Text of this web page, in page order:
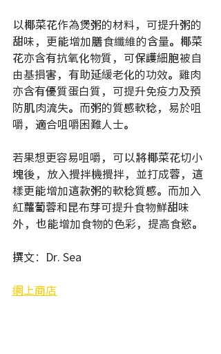
以椰菜花作為煲粥的材料，可提升粥的
甜味，更能增加膳食纖維的含量。椰菜
花亦含有抗氧化物質，可保護細胞被自
由基損害，有助延緩老化的功效。雞肉
亦含有優質蛋白質，可提升免疫力及預
防肌肉流失。而粥的質感軟稔，易於咀
嚼，適合咀嚼困難人士。
若果想更容易咀嚼，可以將椰菜花切小
塊後，放入攪拌機攪拌，並打成蓉，這
樣更能增加這款粥的軟稔質感。而加入
紅蘿蔔蓉和昆布芽可提升食物鮮甜味
外，也能增加食物的色彩，提高食慾。
撰文：Dr. Sea
網上商店